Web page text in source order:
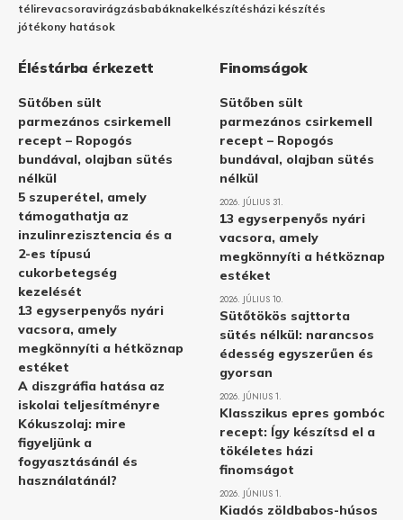
télirevacsoravirágzásbabáknakelkészítésházi készítés
jótékony hatások
Éléstárba érkezett
Sütőben sült
parmezános csirkemell
recept – Ropogós
bundával, olajban sütés
nélkül
5 szuperétel, amely
támogathatja az
inzulinrezisztencia és a
2-es típusú
cukorbetegség
kezelését
13 egyserpenyős nyári
vacsora, amely
megkönnyíti a hétköznap
estéket
A diszgráfia hatása az
iskolai teljesítményre
Kókuszolaj: mire
figyeljünk a
fogyasztásánál és
használatánál?
Finomságok
Sütőben sült
parmezános csirkemell
recept – Ropogós
bundával, olajban sütés
nélkül
2026. JÚLIUS 31.
13 egyserpenyős nyári
vacsora, amely
megkönnyíti a hétköznap
estéket
2026. JÚLIUS 10.
Sütőtökös sajttorta
sütés nélkül: narancsos
édesség egyszerűen és
gyorsan
2026. JÚNIUS 1.
Klasszikus epres gombóc
recept: Így készítsd el a
tökéletes házi
finomságot
2026. JÚNIUS 1.
Kiadós zöldbabos-húsos